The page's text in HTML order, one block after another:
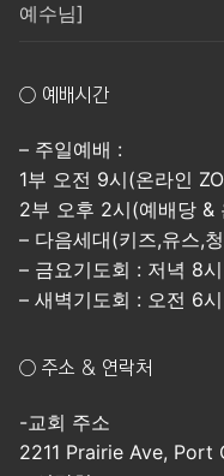
예수님]
○ 예배시간
– 주일예배 :
1부 오전 9시(온라인
2부 오후 2시(예배당 &
– 다음세대(키즈,유스,
– 금요기도회 : 저녁 8
– 새벽기도회 : 오전 6
○ 주소 & 연락처
-교회 주소
2211 Prairie Ave,